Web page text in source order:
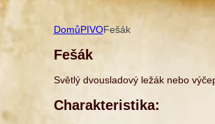
DomůPIVOFešák
Fešák
Světlý dvousladový ležák nebo
Charakteristika: